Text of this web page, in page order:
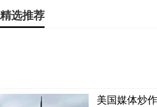
精选推荐
美国媒体炒